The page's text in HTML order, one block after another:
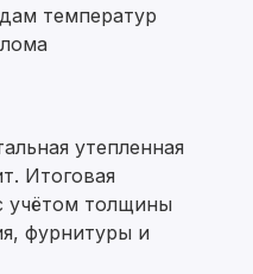
температур
утепленная
Итоговая
учётом толщины
фурнитуры и